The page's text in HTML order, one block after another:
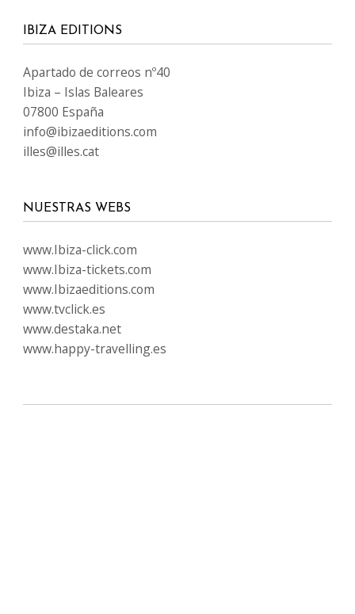
IBIZA EDITIONS
Apartado de correos nº40
Ibiza – Islas Baleares
07800 España
info@ibizaeditions.com
illes@illes.cat
NUESTRAS WEBS
www.Ibiza-click.com
www.Ibiza-tickets.com
www.Ibizaeditions.com
www.tvclick.es
www.destaka.net
www.happy-travelling.es